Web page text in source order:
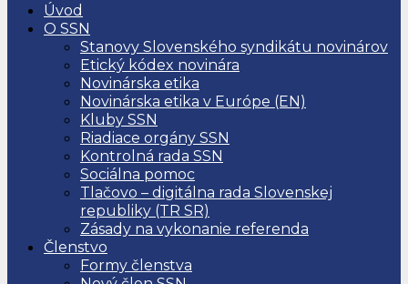
Úvod
O SSN
Stanovy Slovenského syndikátu novinárov
Etický kódex novinára
Novinárska etika
Novinárska etika v Európe (EN)
Kluby SSN
Riadiace orgány SSN
Kontrolná rada SSN
Sociálna pomoc
Tlačovo – digitálna rada Slovenskej
republiky (TR SR)
Zásady na vykonanie referenda
Členstvo
Formy členstva